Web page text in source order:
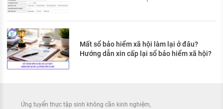
Mất sổ bảo hiểm xã hội làm lại ở đâu?
Hướng dẫn xin cấp lại sổ bảo hiểm xã hội?
Ứng tuyển thực tập sinh không cần kinh nghiệm